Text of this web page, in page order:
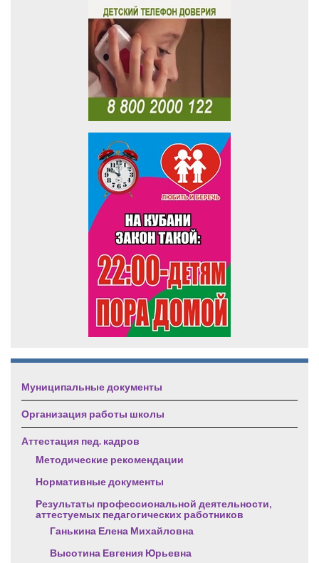
Муниципальные документы
Организация работы школы
Аттестация пед. кадров
Методические рекомендации
Нормативные документы
Результаты профессиональной деятельности,
аттестуемых педагогических работников
Ганькина Елена Михайловна
Высотина Евгения Юрьевна